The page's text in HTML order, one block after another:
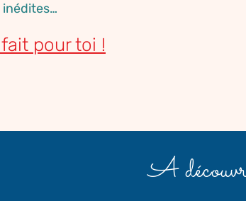
pour toi !
A